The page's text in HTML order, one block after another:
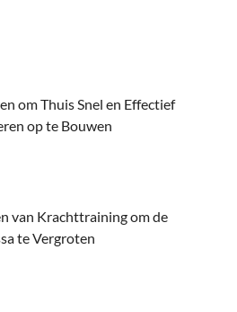
om Thuis Snel en Effectief
op te Bouwen
van Krachttraining om de
te Vergroten